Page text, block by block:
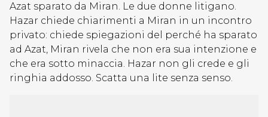
Azat sparato da Miran. Le due donne litigano.
Hazar chiede chiarimenti a Miran in un incontro
privato: chiede spiegazioni del perché ha sparato
ad Azat, Miran rivela che non era sua intenzione e
che era sotto minaccia. Hazar non gli crede e gli
ringhia addosso. Scatta una lite senza senso.